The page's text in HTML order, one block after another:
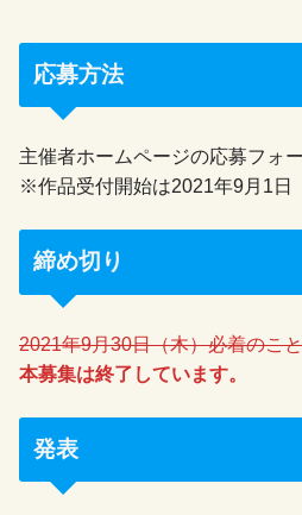
応募方法
主催者ホームページの応募フォ
※作品受付開始は2021年9月1日
締め切り
2021年9月30日（木）必着のこ
本募集は終了しています。
発表